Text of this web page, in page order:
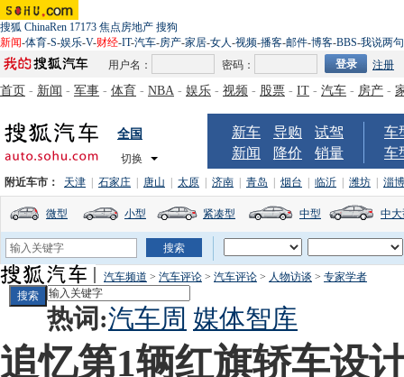
搜狐 ChinaRen 17173 焦点房地产 搜狗
新闻-体育-S-娱乐-V-财经-IT-汽车-房产-家居-女人-视频-播客-邮件-博客-BBS-我说两句
用户名：
密码： 注册
首页 - 新闻 - 军事 - 体育 - NBA - 娱乐 - 视频 - 股票 - IT - 汽车 - 房产 -
全国
切换
新车 导购
试驾
新闻
降价 销量
车
车
附近车市： 天津 石家庄 唐山 太原 济南 青岛 烟台 临沂 潍坊 淄博
微型 小型 紧凑型 中型 中
汽车频道 > 汽车评论 > 汽车评论 > 人物访谈 > 专家学者
热词:汽车周 媒体智库
追忆第1辆红旗轿车设